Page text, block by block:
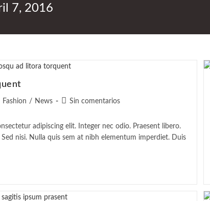
7, 2016
Fashion / News
Comentarios
entrada:
Sin comentarios
adipiscing elit. Integer nec odio. Praesent libero.
nisi. Nulla quis sem at nibh elementum imperdiet. Duis